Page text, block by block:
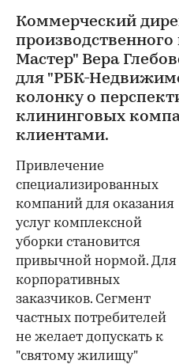
Коммерческий
Мастер" Вера
для "РБК-
колонку о
клининговых
клиентами.
Привлечение
специализированных
компаний для оказания
услуг комплексной
уборки становится
привычной нормой. Для
корпоративных
заказчиков. Сегмент
частных потребителей
не желает допускать к
"святому жилищу"